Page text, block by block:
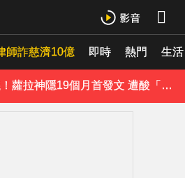
師詐慈濟10億 即時 熱門 生活
女星告別9年演藝圈！轉行當計程車司機 曝收入：比演員賺更多
蔡阿嘎陷爭議！蘿拉神隱19個月首發文 遭酸「詐騙集團回歸」回應了